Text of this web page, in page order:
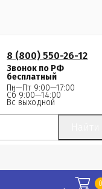
8 (800) 550-26-12
Звонок по РФ
бесплатный
Пн—Пт 9:00—17:00
Сб 9:00—14:00
Вс выходной